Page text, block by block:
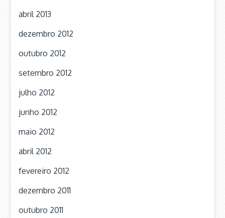
abril 2013
dezembro 2012
outubro 2012
setembro 2012
julho 2012
junho 2012
maio 2012
abril 2012
fevereiro 2012
dezembro 2011
outubro 2011